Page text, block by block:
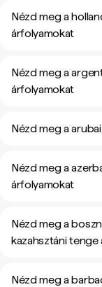
Nézd meg a
árfolyamokat
Nézd meg a
árfolyamokat
Nézd meg a
Nézd meg a
árfolyamokat
Nézd meg a
kazahsztáni
Nézd meg a